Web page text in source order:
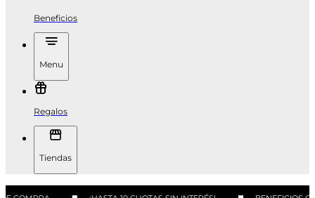
Beneficios
Menu
Regalos
Tiendas